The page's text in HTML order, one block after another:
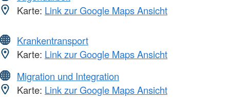
Karte: Link zur Google Maps Ansicht
Krankentransport
Karte: Link zur Google Maps Ansicht
Migration und Integration
Karte: Link zur Google Maps Ansicht